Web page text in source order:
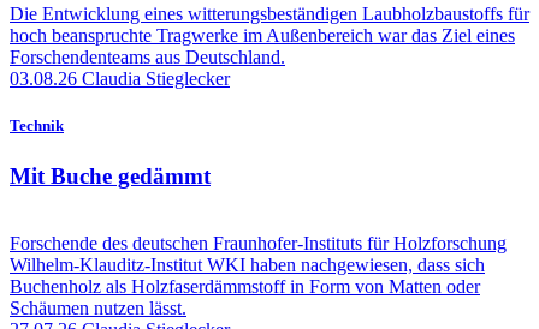
Die Entwicklung eines witterungsbeständigen Laubholzbaustoffs für
hoch beanspruchte Tragwerke im Außenbereich war das Ziel eines
Forschendenteams aus Deutschland.
03.08.26 Claudia Stieglecker
Technik
Mit Buche gedämmt
Forschende des deutschen Fraunhofer-Instituts für Holzforschung
Wilhelm-Klauditz-Institut WKI haben nachgewiesen, dass sich
Buchenholz als Holzfaserdämmstoff in Form von Matten oder
Schäumen nutzen lässt.